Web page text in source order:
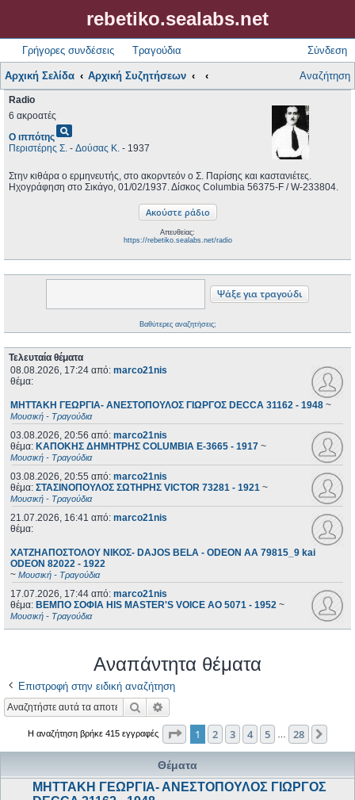
rebetiko.sealabs.net
Γρήγορες συνδέσεις Τραγούδια Σύνδεση
Αρχική Σελίδα Αρχική Συζητήσεων Αναζήτηση
Radio
6 ακροατές
Ο ιππότηςpageview
Περιστέρης Σ. - Δούσας Κ. - 1937
Στην κιθάρα ο ερμηνευτής, στο ακορντεόν ο Σ. Παρίσης και καστανιέτες.
Ηχογράφηση στο Σικάγο, 01/02/1937. Δίσκος Columbia 56375-F / W-233804.
Απευθείας:
https://rebetiko.sealabs.net/radio
Βαθύτερες αναζητήσεις;
Τελευταία θέματα
08.08.2026, 17:24 από: marco21nis
θέμα:
ΜΗΤΤΑΚΗ ΓΕΩΡΓΙΑ- ΑΝΕΣΤΟΠΟΥΛΟΣ ΓΙΩΡΓΟΣ DECCA 31162 - 1948 ~
Μουσική - Τραγούδια
03.08.2026, 20:56 από: marco21nis
θέμα: ΚΑΠΟΚΗΣ ΔΗΜΗΤΡΗΣ COLUMBIA E-3665 - 1917 ~
Μουσική - Τραγούδια
03.08.2026, 20:55 από: marco21nis
θέμα: ΣΤΑΣΙΝΟΠΟΥΛΟΣ ΣΩΤΗΡΗΣ VICTOR 73281 - 1921 ~
Μουσική - Τραγούδια
21.07.2026, 16:41 από: marco21nis
θέμα:
ΧΑΤΖΗΑΠΟΣΤΟΛΟΥ ΝΙΚΟΣ- DAJOS BELA - ODEON AA 79815_9 kai
ODEON 82022 - 1922
~ Μουσική - Τραγούδια
17.07.2026, 17:44 από: marco21nis
θέμα: ΒΕΜΠΟ ΣΟΦΙΑ HIS MASTER'S VOICE AO 5071 - 1952 ~
Μουσική - Τραγούδια
Αναπάντητα θέματα
Επιστροφή στην ειδική αναζήτηση
Αναζήτηση
Η αναζήτηση βρήκε 415 εγγραφές Σελίδα από28
1 2 3 4 5 28
Θέματα
ΜΗΤΤΑΚΗ ΓΕΩΡΓΙΑ- ΑΝΕΣΤΟΠΟΥΛΟΣ ΓΙΩΡΓΟΣ